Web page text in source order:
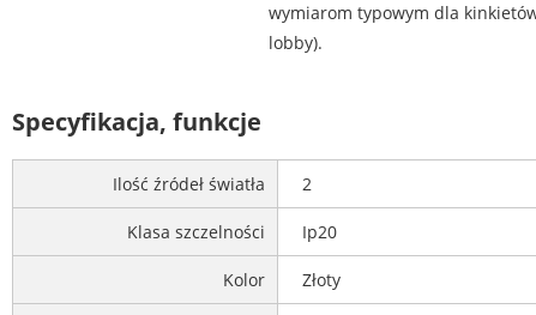
wymiarom typowym dla
lobby).
Specyfikacja, funkcje
Ilość źródeł światła 2
Klasa szczelności Ip20
Kolor Złoty